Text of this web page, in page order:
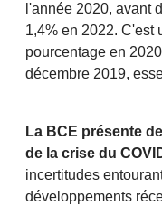
l'année 2020, avant
1,4% en 2022. C'est
pourcentage en
décembre 2019,
La BCE présente
de la crise du
incertitudes
développements